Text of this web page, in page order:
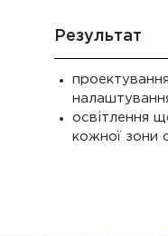
Результат
освітлення
кожної зони